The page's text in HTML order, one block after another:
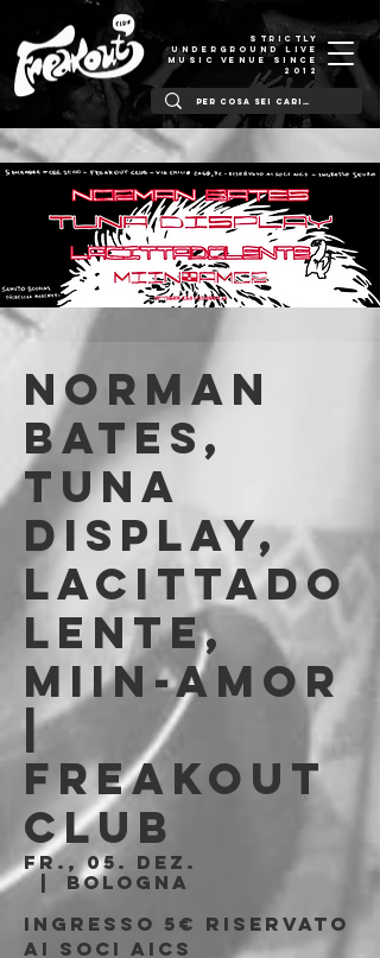
STRICTLY
UNDERGROUND LIVE
MUSIC VENUE SINCE
2012
Norman
Bates,
Tuna
Display,
Lacittado
lente,
Miin-Amor
|
Freakout
Club
Fr., 05. Dez.
  |
Bologna
Ingresso 5€ riservato
ai soci AICS